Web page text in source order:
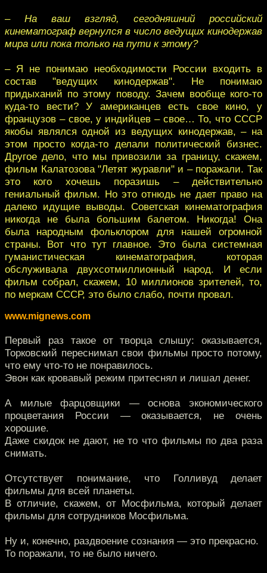
– На ваш взгляд, сегодняшний российский
кинематограф вернулся в число ведущих кинодержав
мира или пока только на пути к этому?
– Я не понимаю необходимости России входить в
состав "ведущих кинодержав". Не понимаю
придыханий по этому поводу. Зачем вообще кого-то
куда-то вести? У американцев есть свое кино, у
французов – свое, у индийцев – свое… То, что СССР
якобы являлся одной из ведущих кинодержав, – на
этом просто когда-то делали политический бизнес.
Другое дело, что мы привозили за границу, скажем,
фильм Калатозова "Летят журавли" и – поражали. Так
это кого хочешь поразишь – действительно
гениальный фильм. Но это отнюдь не дает право на
далеко идущие выводы. Советская кинематография
никогда не была большим балетом. Никогда! Она
была народным фольклором для нашей огромной
страны. Вот что тут главное. Это была системная
гуманистическая кинематография, которая
обслуживала двухсотмиллионный народ. И если
фильм собрал, скажем, 10 миллионов зрителей, то,
по меркам СССР, это было слабо, почти провал.
www.mignews.com
Первый раз такое от творца слышу: оказывается,
Торковский переснимал свои фильмы просто потому,
что ему что-то не понравилось.
Эвон как кровавый режим притеснял и лишал денег.
А милые фарцовщики — основа экономического
процветания России — оказывается, не очень
хорошие.
Даже скидок не дают, не то что фильмы по два раза
снимать.
Отсутствует понимание, что Голливуд делает
фильмы для всей планеты.
В отличие, скажем, от Мосфильма, который делает
фильмы для сотрудников Мосфильма.
Ну и, конечно, раздвоение сознания — это прекрасно.
То поражали, то не было ничего.